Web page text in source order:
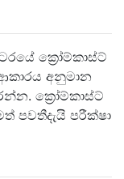
ක්‍රෝම්කාස්ට්
අනුමාන
ක්‍රෝම්කාස්ට්
පවතීදැයි පරීක්ෂා